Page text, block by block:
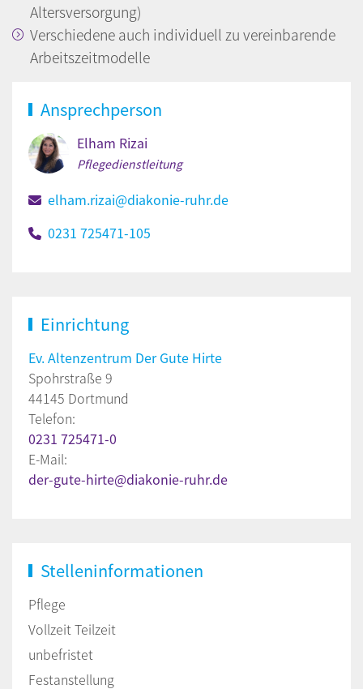
Altersversorgung)
Verschiedene auch individuell zu vereinbarende
Arbeitszeitmodelle
Ansprechperson
Elham Rizai
Pflegedienstleitung
elham.rizai@diakonie-ruhr.de
0231 725471-105
Einrichtung
Ev. Altenzentrum Der Gute Hirte
Spohrstraße 9
44145 Dortmund
Telefon:
0231 725471-0
E-Mail:
der-gute-hirte@diakonie-ruhr.de
Stelleninformationen
Pflege
Vollzeit Teilzeit
unbefristet
Festanstellung